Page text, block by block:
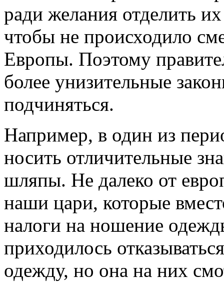
ради желания отделить
чтобы не происходило
Европы. Поэтому
более унизительные
подчиняться.
Например, в один из
носить отличительные
шляпы. Не далеко от
наши цари, которые
налоги на ношение
приходилось
одежду, но она на них